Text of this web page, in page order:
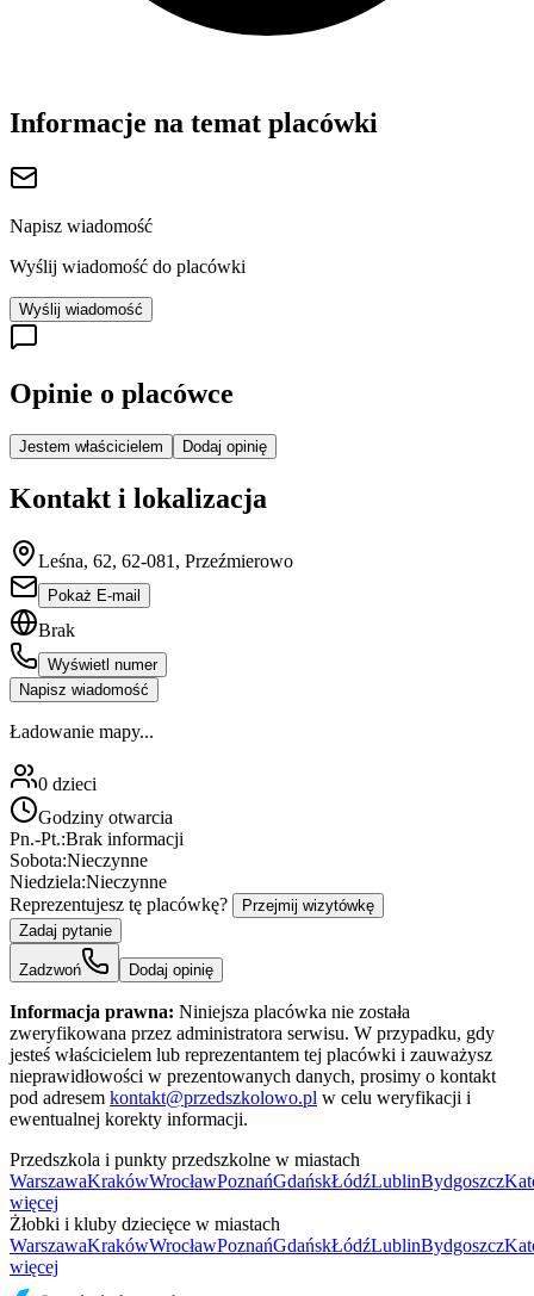
Informacje na temat placówki
Napisz wiadomość
Wyślij wiadomość do placówki
Wyślij wiadomość
Opinie o placówce
Jestem właścicielem Dodaj opinię
Kontakt i lokalizacja
Leśna, 62, 62-081, Przeźmierowo
Pokaż E-mail
Brak
Wyświetl numer
Napisz wiadomość
Ładowanie mapy...
0 dzieci
Godziny otwarcia
Pn.-Pt.:Brak informacji
Sobota:Nieczynne
Niedziela:Nieczynne
Reprezentujesz tę placówkę?
Przejmij wizytówkę
Zadaj pytanie
Zadzwoń Dodaj opinię
Informacja prawna: Niniejsza placówka nie została
zweryfikowana przez administratora serwisu. W przypadku, gdy
jesteś właścicielem lub reprezentantem tej placówki i zauważysz
nieprawidłowości w prezentowanych danych, prosimy o kontakt
pod adresem kontakt@przedszkolowo.pl w celu weryfikacji i
ewentualnej korekty informacji.
Przedszkola i punkty przedszkolne w miastach
WarszawaKrakówWrocławPoznańGdańskŁódźLublinBydgoszcz
więcej
Żłobki i kluby dziecięce w miastach
WarszawaKrakówWrocławPoznańGdańskŁódźLublinBydgoszcz
więcej